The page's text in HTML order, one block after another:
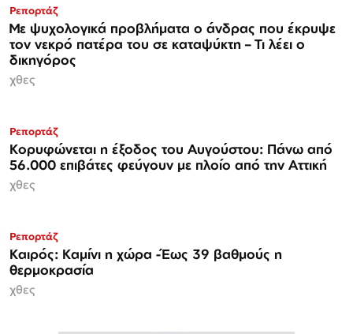
Ρεπορτάζ
Με ψυχολογικά προβλήματα ο άνδρας που έκρυψε
τον νεκρό πατέρα του σε καταψύκτη – Τι λέει ο
δικηγόρος
χθες
Ρεπορτάζ
Κορυφώνεται η έξοδος του Αυγούστου: Πάνω από
56.000 επιβάτες φεύγουν με πλοίο από την Αττική
χθες
Ρεπορτάζ
Καιρός: Καμίνι η χώρα -Έως 39 βαθμούς η
θερμοκρασία
χθες